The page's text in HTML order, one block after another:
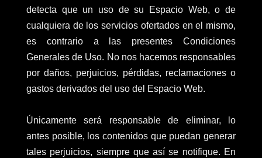
detecta que un uso de su Espacio Web, o de
cualquiera de los servicios ofertados en el mismo,
es contrario a las presentes Condiciones
Generales de Uso. No nos hacemos responsables
por daños, perjuicios, pérdidas, reclamaciones o
gastos derivados del uso del Espacio Web.
Únicamente será responsable de eliminar, lo
antes posible, los contenidos que puedan generar
tales perjuicios, siempre que así se notifique. En